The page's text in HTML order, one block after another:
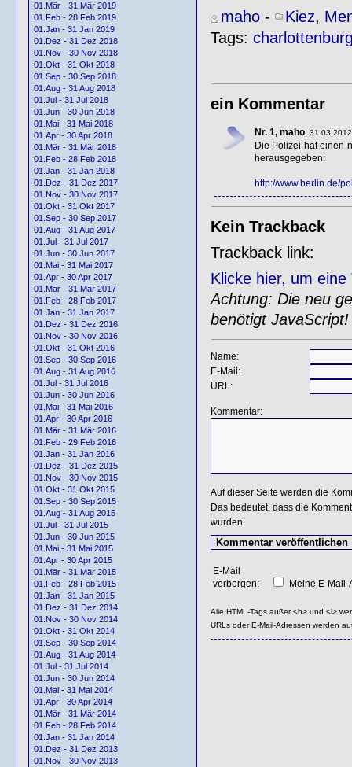
01.Mär - 31 Mär 2019
01.Feb - 28 Feb 2019
01.Jan - 31 Jan 2019
01.Dez - 31 Dez 2018
01.Nov - 30 Nov 2018
01.Okt - 31 Okt 2018
01.Sep - 30 Sep 2018
01.Aug - 31 Aug 2018
01.Jul - 31 Jul 2018
01.Jun - 30 Jun 2018
01.Mai - 31 Mai 2018
01.Apr - 30 Apr 2018
01.Mär - 31 Mär 2018
01.Feb - 28 Feb 2018
01.Jan - 31 Jan 2018
01.Dez - 31 Dez 2017
01.Nov - 30 Nov 2017
01.Okt - 31 Okt 2017
01.Sep - 30 Sep 2017
01.Aug - 31 Aug 2017
01.Jul - 31 Jul 2017
01.Jun - 30 Jun 2017
01.Mai - 31 Mai 2017
01.Apr - 30 Apr 2017
01.Mär - 31 Mär 2017
01.Feb - 28 Feb 2017
01.Jan - 31 Jan 2017
01.Dez - 31 Dez 2016
01.Nov - 30 Nov 2016
01.Okt - 31 Okt 2016
01.Sep - 30 Sep 2016
01.Aug - 31 Aug 2016
01.Jul - 31 Jul 2016
01.Jun - 30 Jun 2016
01.Mai - 31 Mai 2016
01.Apr - 30 Apr 2016
01.Mär - 31 Mär 2016
01.Feb - 29 Feb 2016
01.Jan - 31 Jan 2016
01.Dez - 31 Dez 2015
01.Nov - 30 Nov 2015
01.Okt - 31 Okt 2015
01.Sep - 30 Sep 2015
01.Aug - 31 Aug 2015
01.Jul - 31 Jul 2015
01.Jun - 30 Jun 2015
01.Mai - 31 Mai 2015
01.Apr - 30 Apr 2015
01.Mär - 31 Mär 2015
01.Feb - 28 Feb 2015
01.Jan - 31 Jan 2015
01.Dez - 31 Dez 2014
01.Nov - 30 Nov 2014
01.Okt - 31 Okt 2014
01.Sep - 30 Sep 2014
01.Aug - 31 Aug 2014
01.Jul - 31 Jul 2014
01.Jun - 30 Jun 2014
01.Mai - 31 Mai 2014
01.Apr - 30 Apr 2014
01.Mär - 31 Mär 2014
01.Feb - 28 Feb 2014
01.Jan - 31 Jan 2014
01.Dez - 31 Dez 2013
01.Nov - 30 Nov 2013
maho- Kiez,
Tags:
ein Kommentar
Nr. 1, maho,
Die Polizei hat einen
herausgegeben:
http://www.berlin.de/
Kein Trackback
Trackback link:
Klicke hier, um
Achtung: Die neu
benötigt JavaScript!
Name:
E-Mail:
URL:
Kommentar:
Auf dieser Seite werden die
Das bedeutet, dass die
wurden.
E-Mail
verbergen:
Meine E-
Alle HTML-Tags außer <b> und <i>
URLs oder E-Mail-Adressen werden